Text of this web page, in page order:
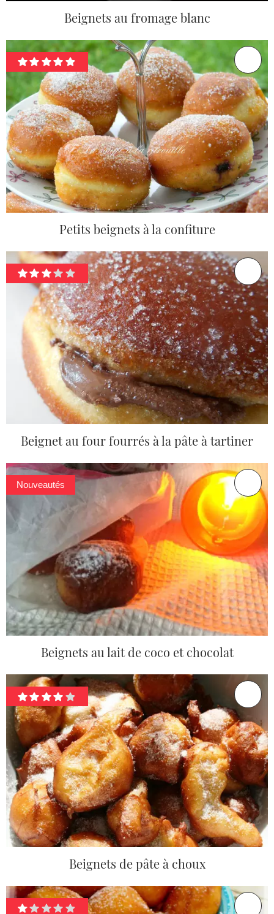
Beignets au fromage blanc
Petits beignets à la confiture
Beignet au four fourrés à la pâte à tartiner
Nouveautés
Beignets au lait de coco et chocolat
Beignets de pâte à choux